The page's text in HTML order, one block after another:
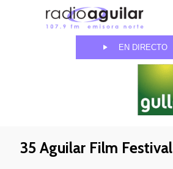
EN DIRECTO
35 Aguilar Film Festival